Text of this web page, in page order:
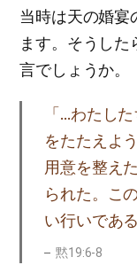
当時は天の婚宴
ます。そうし
言でしょうか。
「…わたし
をたたえよ
用意を整え
られた。こ
い行いである
黙19:6-8